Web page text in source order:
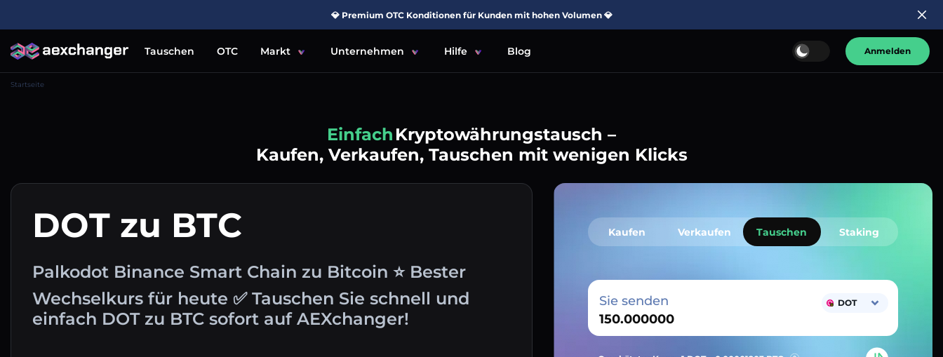
💎 Premium OTC Konditionen für Kunden mit hohen Volumen 💎
Tauschen OTC Markt Unternehmen Hilfe Blog Anmelden
Startseite
Einfach Kryptowährungstausch –
Kaufen, Verkaufen, Tauschen mit wenigen Klicks
DOT zu BTC
Palkodot Binance Smart Chain zu Bitcoin ⭐ Bester
Wechselkurs für heute ✅ Tauschen Sie schnell und
einfach DOT zu BTC sofort auf AEXchanger!
Kaufen Verkaufen Tauschen Staking
Sie senden DOT